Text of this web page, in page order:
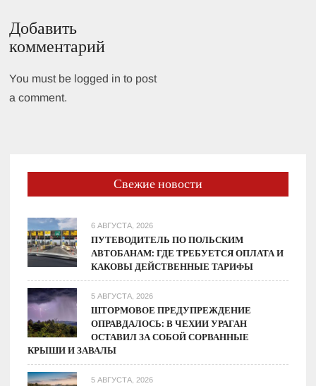
Добавить
комментарий
You must be logged in to post
a comment.
Свежие новости
6 АВГУСТА, 2026
ПУТЕВОДИТЕЛЬ ПО ПОЛЬСКИМ
АВТОБАНАМ: ГДЕ ТРЕБУЕТСЯ ОПЛАТА И
КАКОВЫ ДЕЙСТВЕННЫЕ ТАРИФЫ
5 АВГУСТА, 2026
ШТОРМОВОЕ ПРЕДУПРЕЖДЕНИЕ
ОПРАВДАЛОСЬ: В ЧЕХИИ УРАГАН
ОСТАВИЛ ЗА СОБОЙ СОРВАННЫЕ
КРЫШИ И ЗАВАЛЫ
5 АВГУСТА, 2026